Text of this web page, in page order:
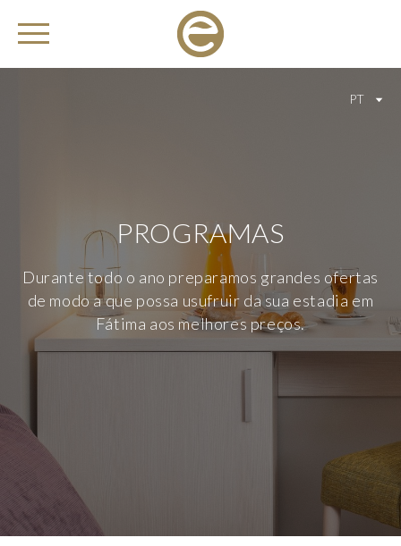
PT
PROGRAMAS
Durante todo o ano preparamos grandes ofertas
de modo a que possa usufruir da sua estadia em
Fátima aos melhores preços.